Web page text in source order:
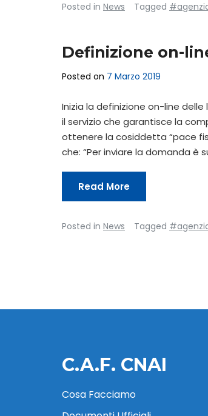
Posted in News Tagged
Definizione on-
Posted on 7 Marzo 2019
Inizia la definizione on-line
il servizio che garantisce la
ottenere la cosiddetta “pace
che: “Per inviare la domanda
Read More
Posted in News Tagged
C.A.F. CNAI
Cosa Facciamo